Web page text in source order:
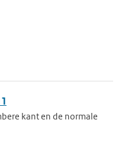
kant en de normale